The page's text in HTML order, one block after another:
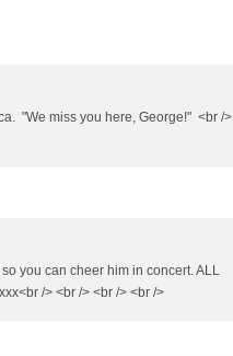
"We miss you here, George!" <br />
you can cheer him in concert. ALL
/> <br /> <br /> <br />